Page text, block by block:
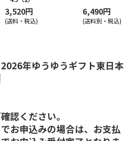
3,520円
(送料・税込)
6,490円
(送料別・税込)
年ゆうゆうギフト東日本
認ください。
お申込みの場合は、お支払